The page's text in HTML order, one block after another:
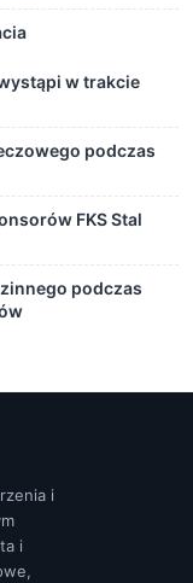
w trakcie
podczas
FKS Stal
podczas
i
i